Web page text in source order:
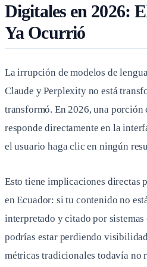
Digitales en 2026:
Ya Ocurrió
La irrupción de modelos de
Claude y Perplexity no está
transformó. En 2026, una porción
responde directamente en la
el usuario haga clic en ningún
Esto tiene implicaciones directas
en Ecuador: si tu contenido no
interpretado y citado por
podrías estar perdiendo
métricas tradicionales todavía no